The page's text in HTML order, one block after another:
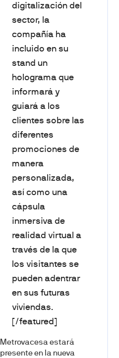
digitalización del
sector, la
compañía ha
incluido en su
stand un
holograma que
informará y
guiará a los
clientes sobre las
diferentes
promociones de
manera
personalizada,
así como una
cápsula
inmersiva de
realidad virtual a
través de la que
los visitantes se
pueden adentrar
en sus futuras
viviendas.
[/featured]
Metrovacesa estará
presente en la nueva